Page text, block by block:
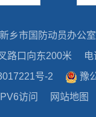
乡市国防动员办公室
路口向东200米
号-2
豫
访问
网站地图